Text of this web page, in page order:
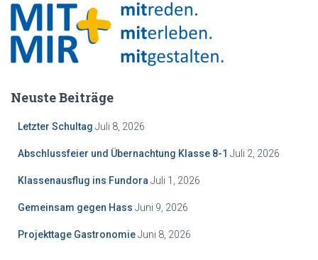
Neuste Beiträge
Letzter Schultag Juli 8, 2026
Abschlussfeier und Übernachtung Klasse 8-1 Juli 2, 2026
Klassenausflug ins Fundora Juli 1, 2026
Gemeinsam gegen Hass Juni 9, 2026
Projekttage GastronomieJuni 8, 2026